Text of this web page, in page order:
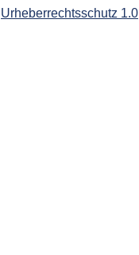
Urheberrechtsschutz 1.0